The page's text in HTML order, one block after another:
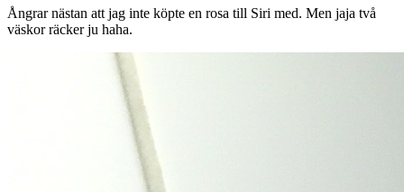
Ångrar nästan att jag inte köpte en rosa till Siri med. Men jaja två
väskor räcker ju haha.